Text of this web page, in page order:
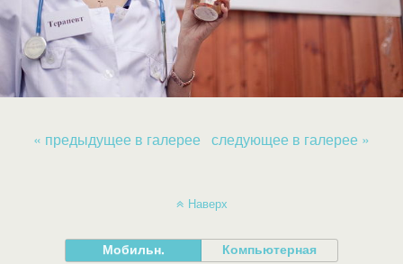
« предыдущее в галерее следующее в галерее »
Наверх
Мобильн. Компьютерная